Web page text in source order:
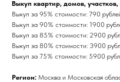
Выкуп квартир, домов,
Выкуп за 95% стоимости: 790
Выкуп за 90% стоимости: 1900
Выкуп за 85% стоимости: 2900
Выкуп за 80% стоимости: 3900
Выкуп за 75% стоимости: 5900
Регион: Москва и Московская